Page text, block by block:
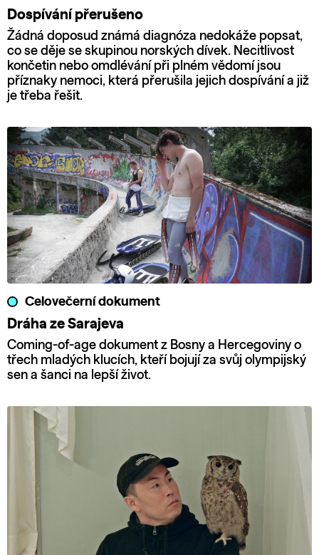
Dospívání přerušeno
Žádná doposud známá diagnóza nedokáže popsat,
co se děje se skupinou norských dívek. Necitlivost
končetin nebo omdlévání při plném vědomí jsou
příznaky nemoci, která přerušila jejich dospívání a již
je třeba řešit.
Celovečerní dokument
Dráha ze Sarajeva
Coming-of-age dokument z Bosny a Hercegoviny o
třech mladých klucích, kteří bojují za svůj olympijský
sen a šanci na lepší život.